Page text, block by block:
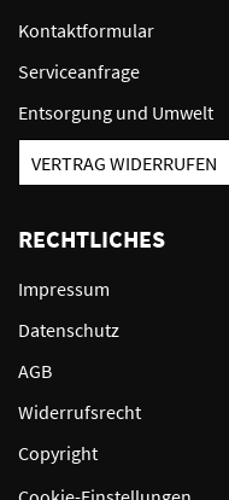
Kontaktformular
Serviceanfrage
Entsorgung und Umwelt
VERTRAG WIDERRUFEN
RECHTLICHES
Impressum
Datenschutz
AGB
Widerrufsrecht
Copyright